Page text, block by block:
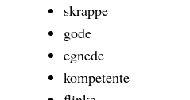
skrappe
gode
egnede
kompetente